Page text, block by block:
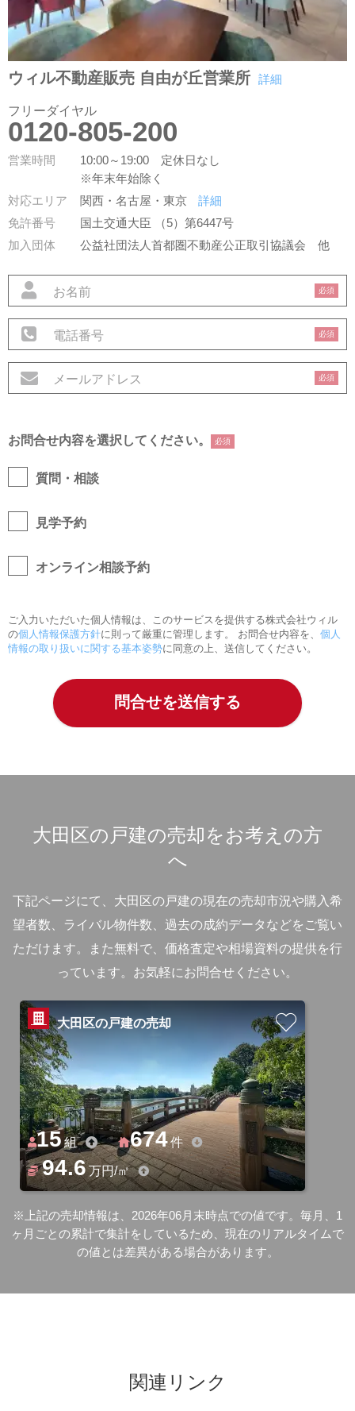
ウィル不動産販売 自由が丘営業所 詳細
フリーダイヤル
0120-805-200
営業時間
10:00～19:00 定休日なし
※年末年始除く
対応エリア
関西・名古屋・東京
詳細
免許番号
国土交通大臣 （5）第6447号
加入団体
公益社団法人首都圏不動産公正取引協議会他
必須
必須
必須
お問合せ内容を選択してください。 必須
質問・相談
見学予約
オンライン相談予約
ご入力いただいた個人情報は、このサービスを提供する株式会社ウィル
の個人情報保護方針に則って厳重に管理します。 お問合せ内容を、 個人
情報の取り扱いに関する基本姿勢に同意の上、送信してください。
大田区の戸建の売却をお考えの方
へ
下記ページにて、大田区の戸建の現在の売却市況や購入希
望者数、ライバル物件数、過去の成約データなどをご覧い
ただけます。
また無料で、価格査定や相場資料の提供を行
っています。お気軽にお問合せください。
大田区の戸建の売却
15 組 674件
94.6万円/㎡
※上記の売却情報は、2026年06月末時点での値です。毎月、1
ヶ月ごとの累計で集計をしているため、現在のリアルタイムで
の値とは差異がある場合があります。
関連リンク